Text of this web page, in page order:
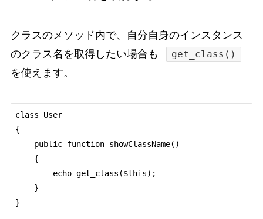
クラスのメソッド内で、自分自身のインスタンス
のクラス名を取得したい場合も
get_class()
を使えます。
class User
{
}